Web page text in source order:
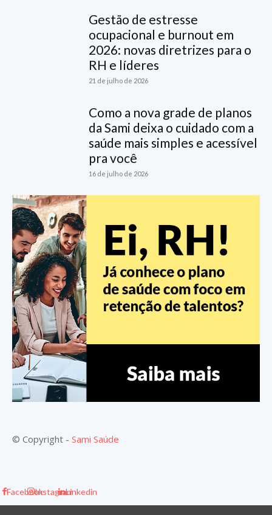
Gestão de estresse
ocupacional e burnout em
2026: novas diretrizes para o
RH e líderes
21 de julho de 2026
Como a nova grade de planos
da Sami deixa o cuidado com a
saúde mais simples e acessível
pra você
16 de julho de 2026
© Copyright - Sami Saúde
FacebookInstagramLinkedin